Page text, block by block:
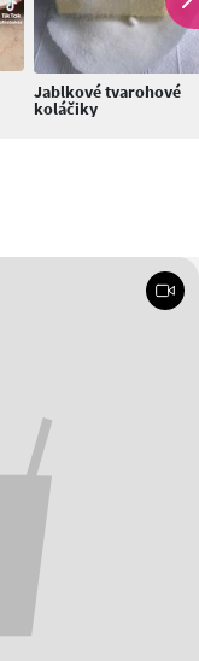
Jablkové tvarohové
koláčiky